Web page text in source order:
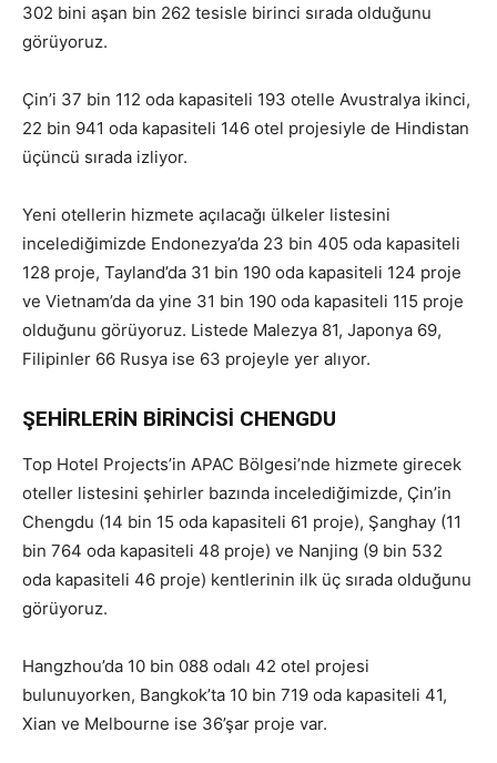
302 bini aşan bin 262 tesisle birinci sırada olduğunu
görüyoruz.
Çin’i 37 bin 112 oda kapasiteli 193 otelle Avustralya ikinci,
22 bin 941 oda kapasiteli 146 otel projesiyle de Hindistan
üçüncü sırada izliyor.
Yeni otellerin hizmete açılacağı ülkeler listesini
incelediğimizde Endonezya’da 23 bin 405 oda kapasiteli
128 proje, Tayland’da 31 bin 190 oda kapasiteli 124 proje
ve Vietnam’da da yine 31 bin 190 oda kapasiteli 115 proje
olduğunu görüyoruz. Listede Malezya 81, Japonya 69,
Filipinler 66 Rusya ise 63 projeyle yer alıyor.
ŞEHİRLERİN BİRİNCİSİ CHENGDU
Top Hotel Projects’in APAC Bölgesi’nde hizmete girecek
oteller listesini şehirler bazında incelediğimizde, Çin’in
Chengdu (14 bin 15 oda kapasiteli 61 proje), Şanghay (11
bin 764 oda kapasiteli 48 proje) ve Nanjing (9 bin 532
oda kapasiteli 46 proje) kentlerinin ilk üç sırada olduğunu
görüyoruz.
Hangzhou’da 10 bin 088 odalı 42 otel projesi
bulunuyorken, Bangkok’ta 10 bin 719 oda kapasiteli 41,
Xian ve Melbourne ise 36’şar proje var.